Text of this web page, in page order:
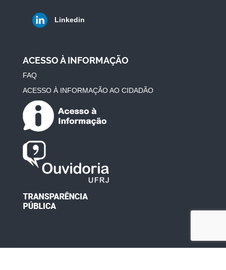
Linkedin
ACESSO À INFORMAÇÃO
FAQ
ACESSO À INFORMAÇÃO AO CIDADÃO